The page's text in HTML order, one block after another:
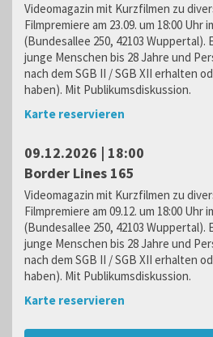
Videomagazin mit Kurzfilmen zu
Filmpremiere am 23.09. um 18:00 Uhr
(Bundesallee 250, 42103
junge Menschen bis 28 Jahre und
nach dem SGB II / SGB XII erhalten
haben). Mit Publikumsdiskussion.
Karte reservieren
09.12.2026 | 18:00
Border Lines 165
Videomagazin mit Kurzfilmen zu
Filmpremiere am 09.12. um 18:00 Uhr
(Bundesallee 250, 42103
junge Menschen bis 28 Jahre und
nach dem SGB II / SGB XII erhalten
haben). Mit Publikumsdiskussion.
Karte reservieren